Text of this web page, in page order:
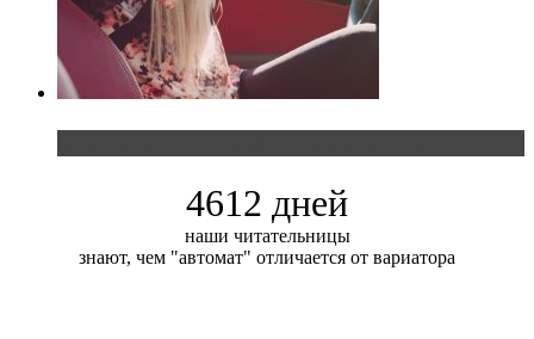
4612 дней
наши читательницы
знают, чем "автомат" отличается от вариатора